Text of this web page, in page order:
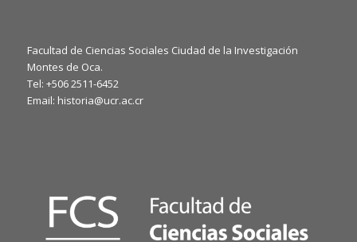
Facultad de Ciencias Sociales Ciudad de la Investigación
Montes de Oca.
Tel: +506 2511-6452
Email: historia@ucr.ac.cr